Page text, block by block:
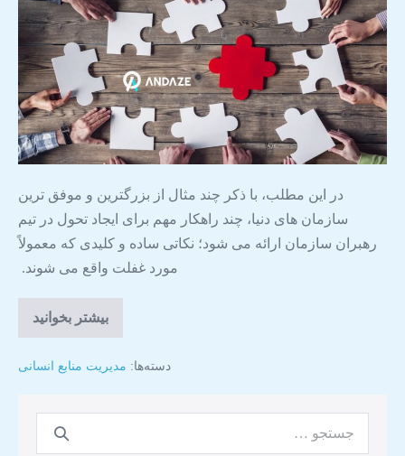
در این مطلب، با ذکر چند مثال از بزرگترین و موفق ترین
سازمان های دنیا، چند راهکار مهم برای ایجاد تحول در تیم
رهبران سازمان ارائه می شود؛ نکاتی ساده و کلیدی که معمولاً
مورد غفلت واقع می شوند.
بیشتر بخوانید
دسته‌ها: مدیریت منابع انسانی